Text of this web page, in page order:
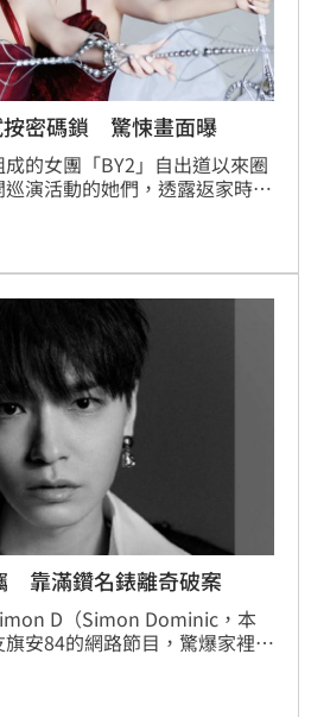
按密碼鎖 驚悚畫面曝
的女團「BY2」自出道以來圈
演活動的她們，透露返家時查
。蔡佩伶報導
靠滿鑽名錶離奇破案
D（Simon Dominic，本
安84的網路節目，驚爆家裡曾
賊。但Simon D也鬆口承認，